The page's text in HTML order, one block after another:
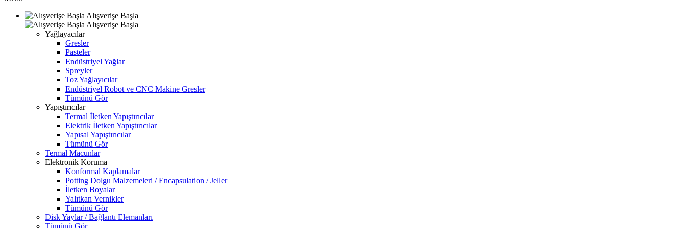
Alışverişe Başla
Alışverişe Başla
Yağlayacılar
Gresler
Pasteler
Endüstriyel Yağlar
Spreyler
Toz Yağlayıcılar
Endüstriyel Robot ve CNC Makine Gresler
Tümünü Gör
Yapıştırıcılar
Termal İletken Yapıştırıcılar
Elektrik İletken Yapıştırıcılar
Yapısal Yapıştırıcılar
Tümünü Gör
Termal Macunlar
Elektronik Koruma
Konformal Kaplamalar
Potting Dolgu Malzemeleri / Encapsulation / Jeller
İletken Boyalar
Yalıtkan Vernikler
Tümünü Gör
Disk Yaylar / Bağlantı Elemanları
Tümünü Gör